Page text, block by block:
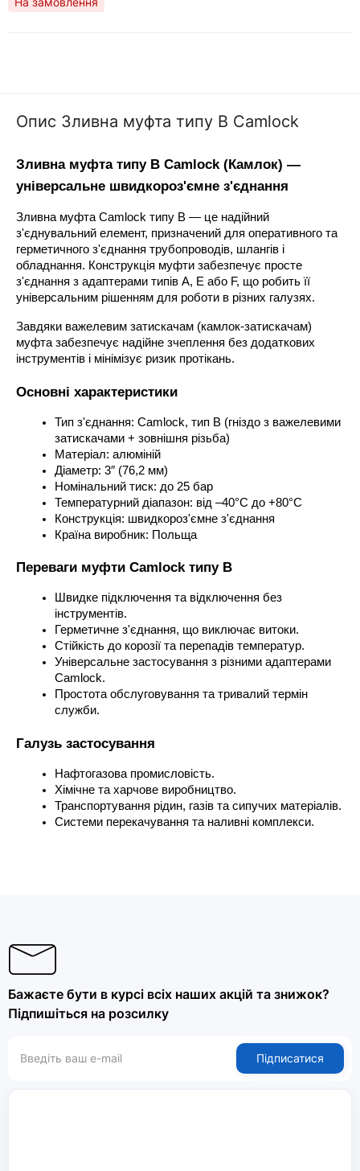
Опис Зливна муфта типу B Camlock
Зливна муфта типу B Camlock (Камлок) —
універсальне швидкороз'ємне з'єднання
Зливна муфта Camlock типу B — це надійний
з'єднувальний елемент, призначений для оперативного та
герметичного з'єднання трубопроводів, шлангів і
обладнання. Конструкція муфти забезпечує просте
з'єднання з адаптерами типів A, E або F, що робить її
універсальним рішенням для роботи в різних галузях.
Завдяки важелевим затискачам (камлок-затискачам)
муфта забезпечує надійне зчеплення без додаткових
інструментів і мінімізує ризик протікань.
Основні характеристики
Тип з'єднання: Camlock, тип B (гніздо з важелевими
затискачами + зовнішня різьба)
Матеріал: алюміній
Діаметр: 3″ (76,2 мм)
Номінальний тиск: до 25 бар
Температурний діапазон: від –40°C до +80°C
Конструкція: швидкороз'ємне з'єднання
Країна виробник: Польща
Переваги муфти Camlock типу B
Швидке підключення та відключення без
інструментів.
Герметичне з'єднання, що виключає витоки.
Стійкість до корозії та перепадів температур.
Універсальне застосування з різними адаптерами
Camlock.
Простота обслуговування та тривалий термін
служби.
Галузь застосування
Нафтогазова промисловість.
Хімічне та харчове виробництво.
Транспортування рідин, газів та сипучих матеріалів.
Системи перекачування та наливні комплекси.
Бажаєте бути в курсі всіх наших акцій та знижок?
Підпишіться на розсилку
Підписатися